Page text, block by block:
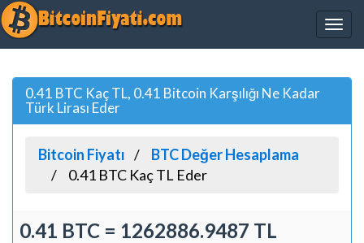
0.41 BTC Kaç TL, 0.41 Bitcoin Karşılığı Ne Kadar
Türk Lirası Eder
Bitcoin Fiyatı
BTC Değer Hesaplama
0.41 BTC Kaç TL Eder
0.41 BTC = 1262886.9487 TL